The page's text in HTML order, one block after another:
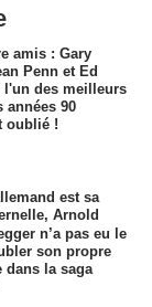
amis : Gary
Penn et Ed
l'un des meilleurs
années 90
oublié !
est sa
Arnold
n’a pas eu le
son propre
dans la saga